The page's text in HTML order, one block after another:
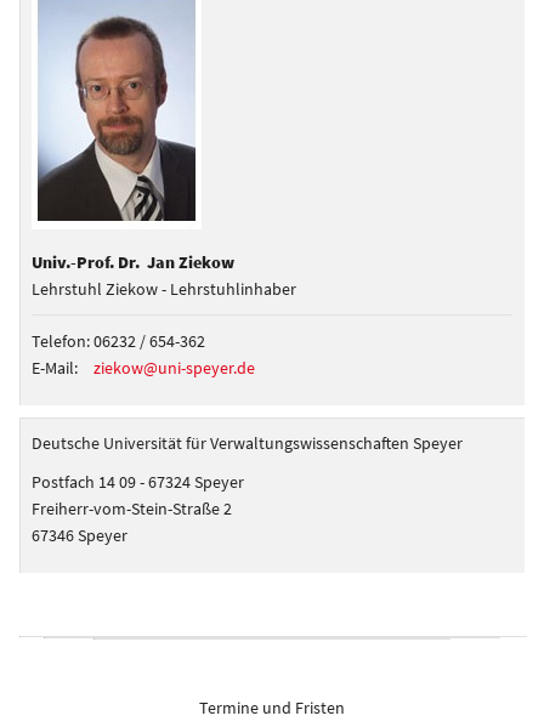
Univ.-Prof. Dr. Jan Ziekow
Lehrstuhl Ziekow - Lehrstuhlinhaber
Telefon:06232 / 654-362
E-Mail:
ziekow@uni-speyer.de
Deutsche Universität für Verwaltungswissenschaften Speyer
Postfach 14 09 - 67324 Speyer
Freiherr-vom-Stein-Straße 2
67346 Speyer
Termine und Fristen